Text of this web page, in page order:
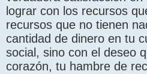
lograr con los recursos
recursos que no tienen
cantidad de dinero en tu
social, sino con el deseo
corazón, tu hambre de